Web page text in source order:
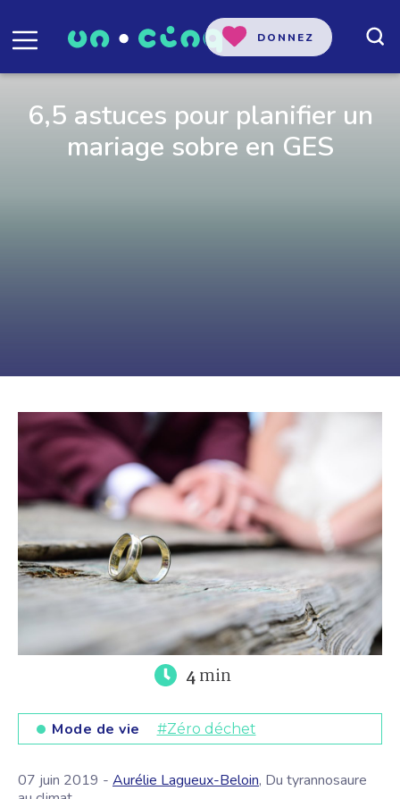
DONNEZ
6,5 astuces pour planifier un
mariage sobre en GES
4min
Mode de vie #Zéro déchet
07 juin 2019 - Aurélie Lagueux-Beloin, Du tyrannosaure